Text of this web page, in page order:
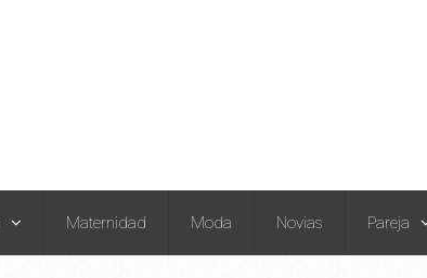
Maternidad Moda Novias Pareja